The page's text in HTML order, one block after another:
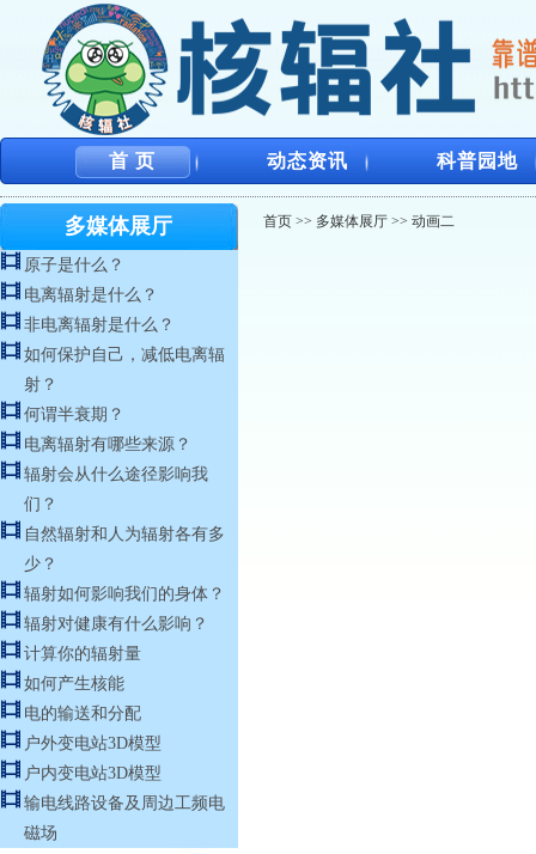
首 页 动态资讯 科普园地
多媒体展厅
原子是什么？
电离辐射是什么？
非电离辐射是什么？
如何保护自己，减低电离辐
射？
何谓半衰期？
电离辐射有哪些来源？
辐射会从什么途径影响我
们？
自然辐射和人为辐射各有多
少？
辐射如何影响我们的身体？
辐射对健康有什么影响？
计算你的辐射量
如何产生核能
电的输送和分配
户外变电站3D模型
户内变电站3D模型
输电线路设备及周边工频电
磁场
首页 >> 多媒体展厅 >> 动画二